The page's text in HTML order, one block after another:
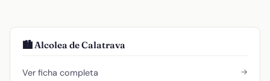
🏙️ Alcolea de Calatrava
Ver ficha completa →